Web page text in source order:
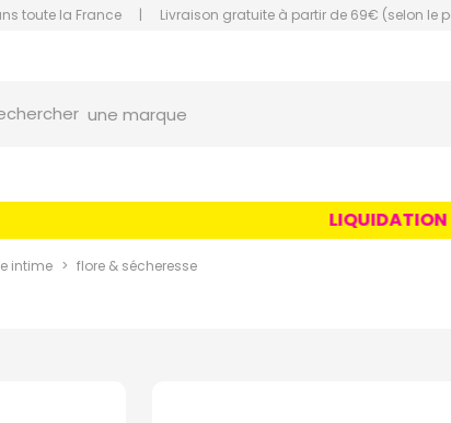
toute la France | Livraison gratuite à partir de 69€ (selon le
une marque
un produit
une marque
LIQUIDATION
intime flore & sécheresse